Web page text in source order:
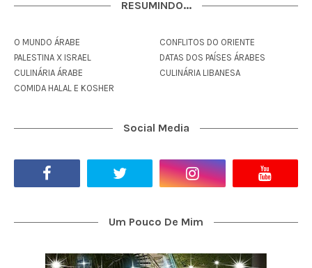
RESUMINDO...
O MUNDO ÁRABE
CONFLITOS DO ORIENTE
PALESTINA X ISRAEL
DATAS DOS PAÍSES ÁRABES
CULINÁRIA ÁRABE
CULINÁRIA LIBANESA
COMIDA HALAL E KOSHER
Social Media
Um Pouco De Mim